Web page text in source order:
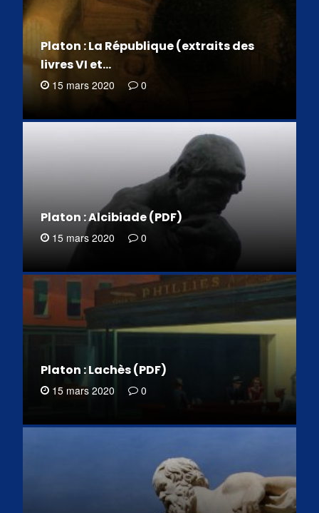
Platon : La République (extraits des
livres VI et…
15 mars 2020 0
Platon : Alcibiade (PDF)
15 mars 2020 0
Platon : Lachès (PDF)
15 mars 2020 0